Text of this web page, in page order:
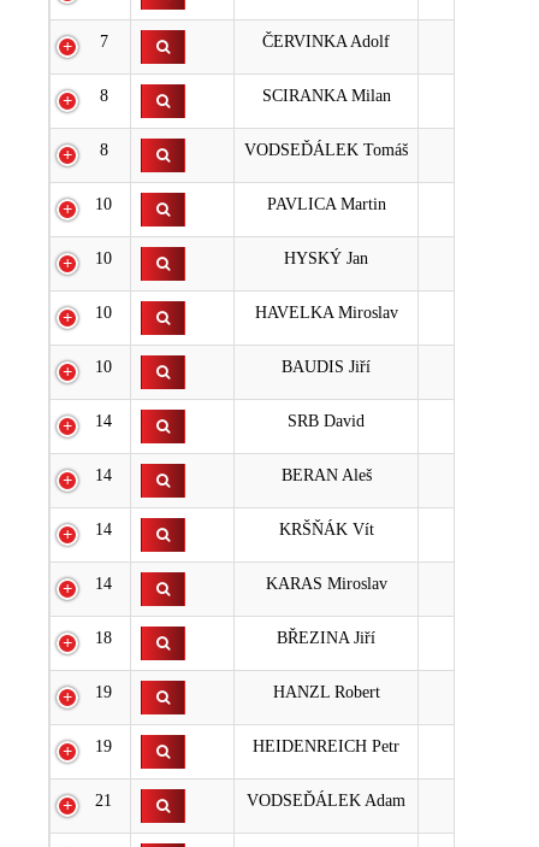
7 ČERVINKA Adolf
8 SCIRANKA Milan
8 VODSEĎÁLEK Tomáš
10 PAVLICA Martin
10 HYSKÝ Jan
10 HAVELKA Miroslav
10 BAUDIS Jiří
14 SRB David
14 BERAN Aleš
14 KRŠŇÁK Vít
14 KARAS Miroslav
18 BŘEZINA Jiří
19 HANZL Robert
19 HEIDENREICH Petr
21 VODSEĎÁLEK Adam